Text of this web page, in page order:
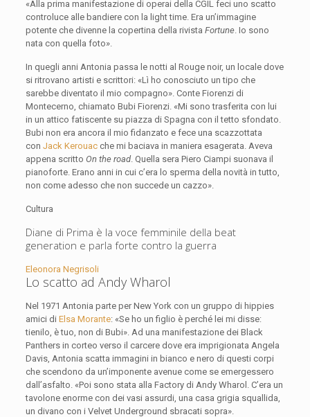
«Alla prima manifestazione di operai della CGIL feci uno scatto
controluce alle bandiere con la light time. Era un’immagine
potente che divenne la copertina della rivista Fortune. Io sono
nata con quella foto».
In quegli anni Antonia passa le notti al Rouge noir, un locale dove
si ritrovano artisti e scrittori: «Lì ho conosciuto un tipo che
sarebbe diventato il mio compagno». Conte Fiorenzi di
Montecerno, chiamato Bubi Fiorenzi. «Mi sono trasferita con lui
in un attico fatiscente su piazza di Spagna con il tetto sfondato.
Bubi non era ancora il mio fidanzato e fece una scazzottata
con Jack Kerouacche mi baciava in maniera esagerata. Aveva
appena scritto On the road. Quella sera Piero Ciampi suonava il
pianoforte. Erano anni in cui c’era lo sperma della novità in tutto,
non come adesso che non succede un cazzo».
Cultura
Diane di Prima è la voce femminile della beat
generation e parla forte contro la guerra
Eleonora Negrisoli
Lo scatto ad Andy Wharol
Nel 1971 Antonia parte per New York con un gruppo di hippies
amici di Elsa Morante: «Se ho un figlio è perché lei mi disse:
tienilo, è tuo, non di Bubi». Ad una manifestazione dei Black
Panthers in corteo verso il carcere dove era imprigionata Angela
Davis, Antonia scatta immagini in bianco e nero di questi corpi
che scendono da un’imponente avenue come se emergessero
dall’asfalto. «Poi sono stata alla Factory di Andy Wharol. C’era un
tavolone enorme con dei vasi assurdi, una casa grigia squallida,
un divano con i Velvet Underground sbracati sopra».